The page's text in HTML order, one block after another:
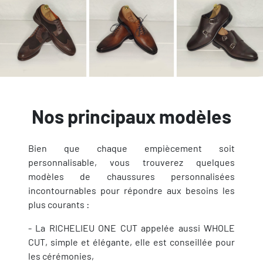
Nos principaux modèles
Bien que chaque empiècement soit
personnalisable, vous trouverez quelques
modèles de chaussures personnalisées
incontournables pour répondre aux besoins les
plus courants :
- La RICHELIEU ONE CUT appelée aussi WHOLE
CUT, simple et élégante, elle est conseillée pour
les cérémonies,